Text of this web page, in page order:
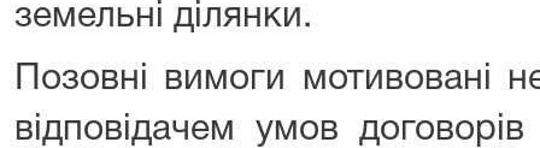
земельні ділянки.
Позовні вимоги мотивовані
відповідачем умов